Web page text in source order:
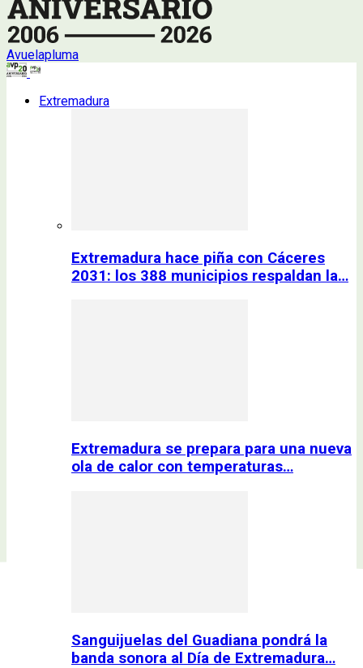
Avuelapluma
Extremadura
Extremadura hace piña con Cáceres
2031: los 388 municipios respaldan la…
Extremadura se prepara para una nueva
ola de calor con temperaturas…
Sanguijuelas del Guadiana pondrá la
banda sonora al Día de Extremadura…